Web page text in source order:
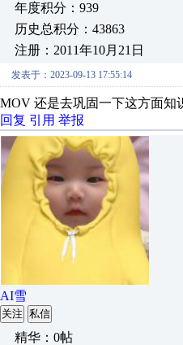
年度积分：939
历史总积分：43863
注册：2011年10月21日
发表于：2023-09-13 17:55:14
MOV 还是去巩固一下这方面知
回复 引用 举报
AI雪
关注 私信
精华：0帖